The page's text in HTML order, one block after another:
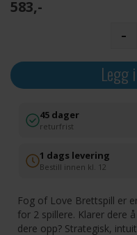
583,-
-
Legg
45 dager
returfrist
1 dags levering
Bestill innen kl. 12
Fog of Love Brettspill er
for 2 spillere. Klarer dere
dere opp? Strategisk,